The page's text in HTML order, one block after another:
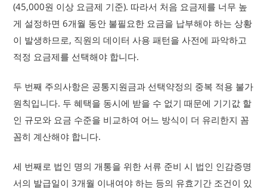
(45,000원 이상 요금제 기준). 따라서 처음 요금제를 너무 높
게 설정하면 6개월 동안 불필요한 요금을 납부해야 하는 상황
이 발생하므로, 직원의 데이터 사용 패턴을 사전에 파악하고
적정 요금제를 선택해야 합니다.
두 번째 주의사항은 공통지원금과 선택약정의 중복 적용 불가
원칙입니다. 두 혜택을 동시에 받을 수 없기 때문에 기기값 할
인 규모와 요금 수준을 비교하여 어느 방식이 더 유리한지 꼼
꼼히 계산해야 합니다.
세 번째로 법인 명의 개통을 위한 서류 준비 시 법인 인감증명
서의 발급일이 3개월 이내여야 하는 등의 유효기간 조건이 있